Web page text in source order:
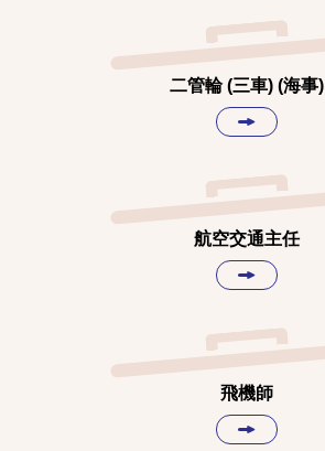
二管輪 (三車) (海事)
航空交通主任
飛機師